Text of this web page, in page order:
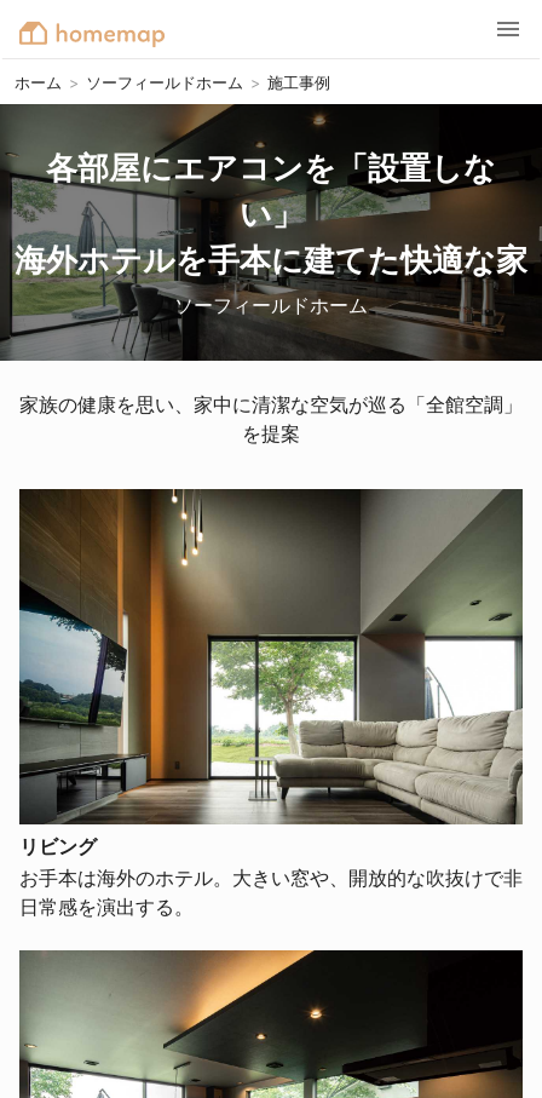
ホーム > ソーフィールドホーム > 施工事例
各部屋にエアコンを「設置しな
い」
海外ホテルを手本に建てた快適な家
ソーフィールドホーム
家族の健康を思い、家中に清潔な空気が巡る「全館空調」
を提案
リビング
お手本は海外のホテル。大きい窓や、開放的な吹抜けで非
日常感を演出する。